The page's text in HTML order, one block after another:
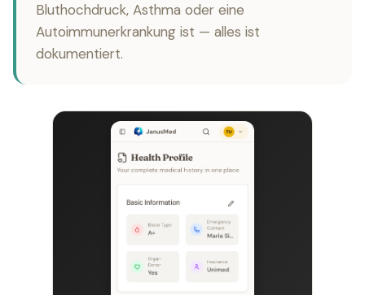
Bluthochdruck, Asthma oder eine
Autoimmunerkrankung ist — alles ist
dokumentiert.